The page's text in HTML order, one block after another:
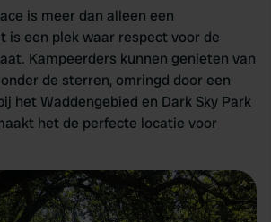
is meer dan alleen een
is een plek waar respect voor de
Kampeerders kunnen genieten van
de sterren, omringd door een
het Waddengebied en Dark Sky Park
het de perfecte locatie voor